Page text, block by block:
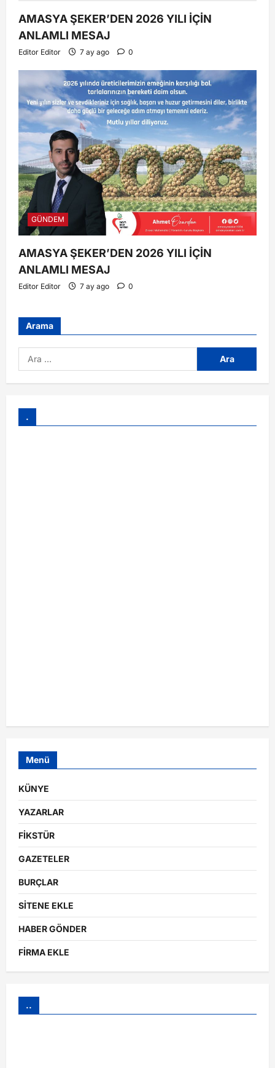
AMASYA ŞEKER’DEN 2026 YILI İÇİN
ANLAMLI MESAJ
Editor Editor 7 ay ago 0
GÜNDEM
AMASYA ŞEKER’DEN 2026 YILI İÇİN
ANLAMLI MESAJ
Editor Editor 7 ay ago 0
Arama
.
Menü
KÜNYE
YAZARLAR
FİKSTÜR
GAZETELER
BURÇLAR
SİTENE EKLE
HABER GÖNDER
FİRMA EKLE
..